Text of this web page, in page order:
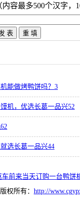
内容最多500个汉字，
能做烤鸭饼吗？ 3
机，优选长葛一品兴52
62
选长葛一品兴44
车前来当天订购一台鸭饼
版权所有： http://